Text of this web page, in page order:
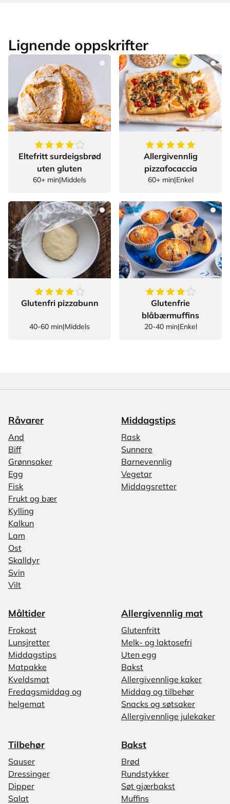
Lignende oppskrifter
4.2av5 stjerner
Eltefritt surdeigsbrød
uten gluten
60+ min|Middels
5av5stjerner
Allergivennlig
pizzafocaccia
60+ min|Enkel
4.255813953488372
stjerner
Glutenfri pizzabunn
40-60 min|Middels
4.857142857142857
Glutenfrie
blåbærmuffins
20-40 min|Enkel
Råvarer
And
Biff
Grønnsaker
Egg
Fisk
Frukt og bær
Kylling
Kalkun
Lam
Ost
Skalldyr
Svin
Vilt
Middagstips
Rask
Sunnere
Barnevennlig
Vegetar
Middagsretter
Måltider
Frokost
Lunsjretter
Middagstips
Matpakke
Kveldsmat
Fredagsmiddag og
helgemat
Allergivennlig mat
Glutenfritt
Melk- og laktosefri
Uten egg
Bakst
Allergivennlige kaker
Middag og tilbehør
Snacks og søtsaker
Allergivennlige julekaker
Tilbehør
Sauser
Dressinger
Dipper
Salat
Bakst
Brød
Rundstykker
Søt gjærbakst
Muffins